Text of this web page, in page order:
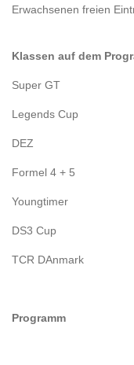
Erwachsenen freien
Klassen auf dem
Super GT
Legends Cup
DEZ
Formel 4 + 5
Youngtimer
DS3 Cup
TCR DAnmark
Programm